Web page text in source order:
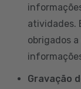
atividades.
obrigados
Gravação